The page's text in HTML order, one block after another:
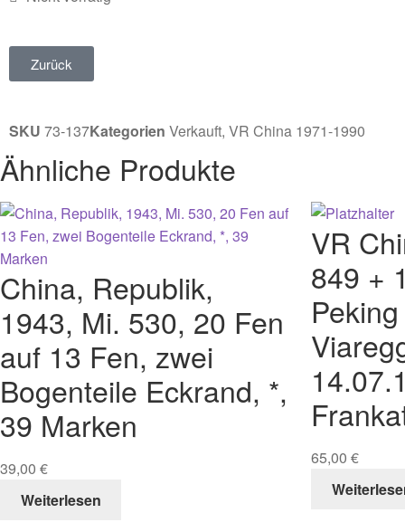
Zurück
SKU 73-137Kategorien Verkauft, VR China 1971-1990
Ähnliche Produkte
China, Republik,
1943, Mi. 530, 20 Fen
auf 13 Fen, zwei
Bogenteile Eckrand, *,
39 Marken
39,00 €
Weiterlesen
VR
849 +
65,00 €